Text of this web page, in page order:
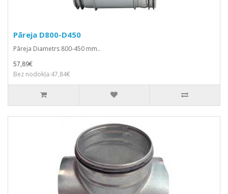
Pāreja D800-D450
Pāreja Diametrs 800-450 mm..
57,89€
Bez nodokļa:47,84€